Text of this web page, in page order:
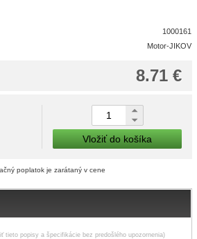
1000161
Motor-JIKOV
8.71 €
Vložiť do košíka
poplatok je zarátaný v cene
tieto popisy a špecifikácie bez predošlého upozornenia)